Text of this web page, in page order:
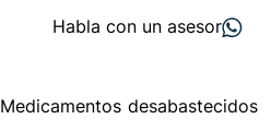
Habla con un asesor
Medicamentos desabastecidos